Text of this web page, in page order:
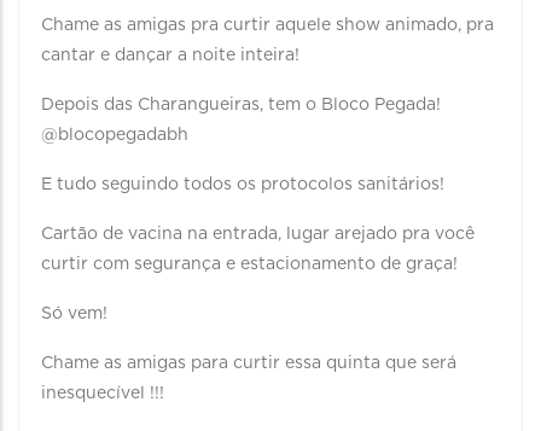
Chame as amigas pra curtir aquele show animado, pra
cantar e dançar a noite inteira!
Depois das Charangueiras, tem o Bloco Pegada!
@blocopegadabh
E tudo seguindo todos os protocolos sanitários!
Cartão de vacina na entrada, lugar arejado pra você
curtir com segurança e estacionamento de graça!
Só vem!
Chame as amigas para curtir essa quinta que será
inesquecível !!!